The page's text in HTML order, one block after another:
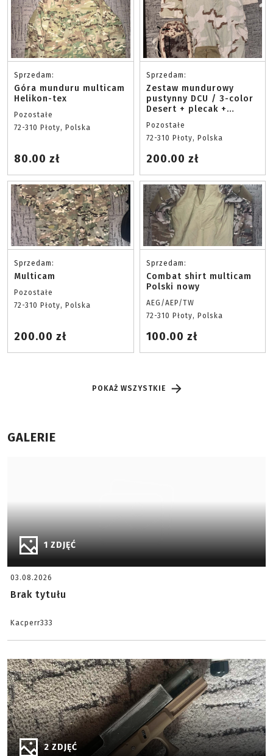
Sprzedam:
Góra munduru multicam
Helikon-tex
Pozostałe
72-310 Płoty, Polska
80.00 zł
Sprzedam:
Zestaw mundurowy
pustynny DCU / 3-color
Desert + plecak +
M
Pozostałe
72-310 Płoty, Polska
200.00 zł
Sprzedam:
Multicam
Pozostałe
72-310 Płoty, Polska
200.00 zł
Sprzedam:
Combat shirt multicam
Polski nowy
AEG/AEP/TW
72-310 Płoty, Polska
100.00 zł
POKAŻ WSZYSTKIE
GALERIE
1 ZDJĘĆ
03.08.2026
Brak tytułu
Kacperr333
2 ZDJĘĆ